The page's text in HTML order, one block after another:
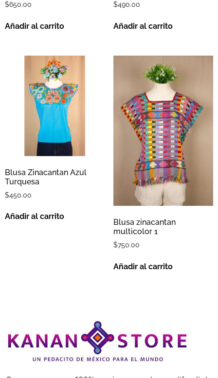
$650.00
Añadir al carrito
$490.00
Añadir al carrito
Blusa Zinacantan Azul
Turquesa
$450.00
Añadir al carrito
Blusa zinacantan
multicolor 1
$750.00
Añadir al carrito